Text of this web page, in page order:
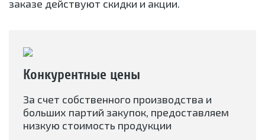
заказе действуют скидки и акции.
Конкурентные цены
За счет собственного производства и
больших партий закупок, предоставляем
низкую стоимость продукции